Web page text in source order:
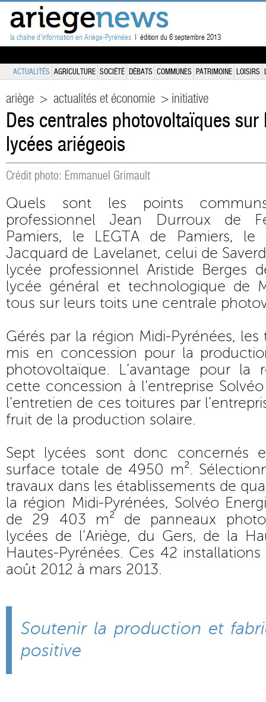
la chaîne d'information en Ariège-Pyrénées | édition du 6 septembre 2013
ACTUALITÉS AGRICULTURE SOCIÉTÉ DÉBATS COMMUNES PATRIMOINE LOISIRS
ariège > actualités et économie > initiative
Des centrales photovoltaïques
lycées ariégeois
Crédit photo: Emmanuel Grimault
Quels sont les points
professionnel Jean Durroux de
Pamiers, le LEGTA de Pamiers, le
Jacquard de Lavelanet, celui de
lycée professionnel Aristide Berges
lycée général et technologique de
tous sur leurs toits une centrale
Gérés par la région Midi-Pyrénées,
mis en concession pour la
photovoltaïque. L’avantage pour
cette concession à l’entreprise
l’entretien de ces toitures par
fruit de la production solaire.
Sept lycées sont donc concernés
surface totale de 4950 m².
travaux dans les établissements de
la région Midi-Pyrénées, Solvéo
de 29 403 m² de panneaux
lycées de l’Ariège, du Gers, de la
Hautes-Pyrénées. Ces 42
août 2012 à mars 2013.
Soutenir la production et
positive